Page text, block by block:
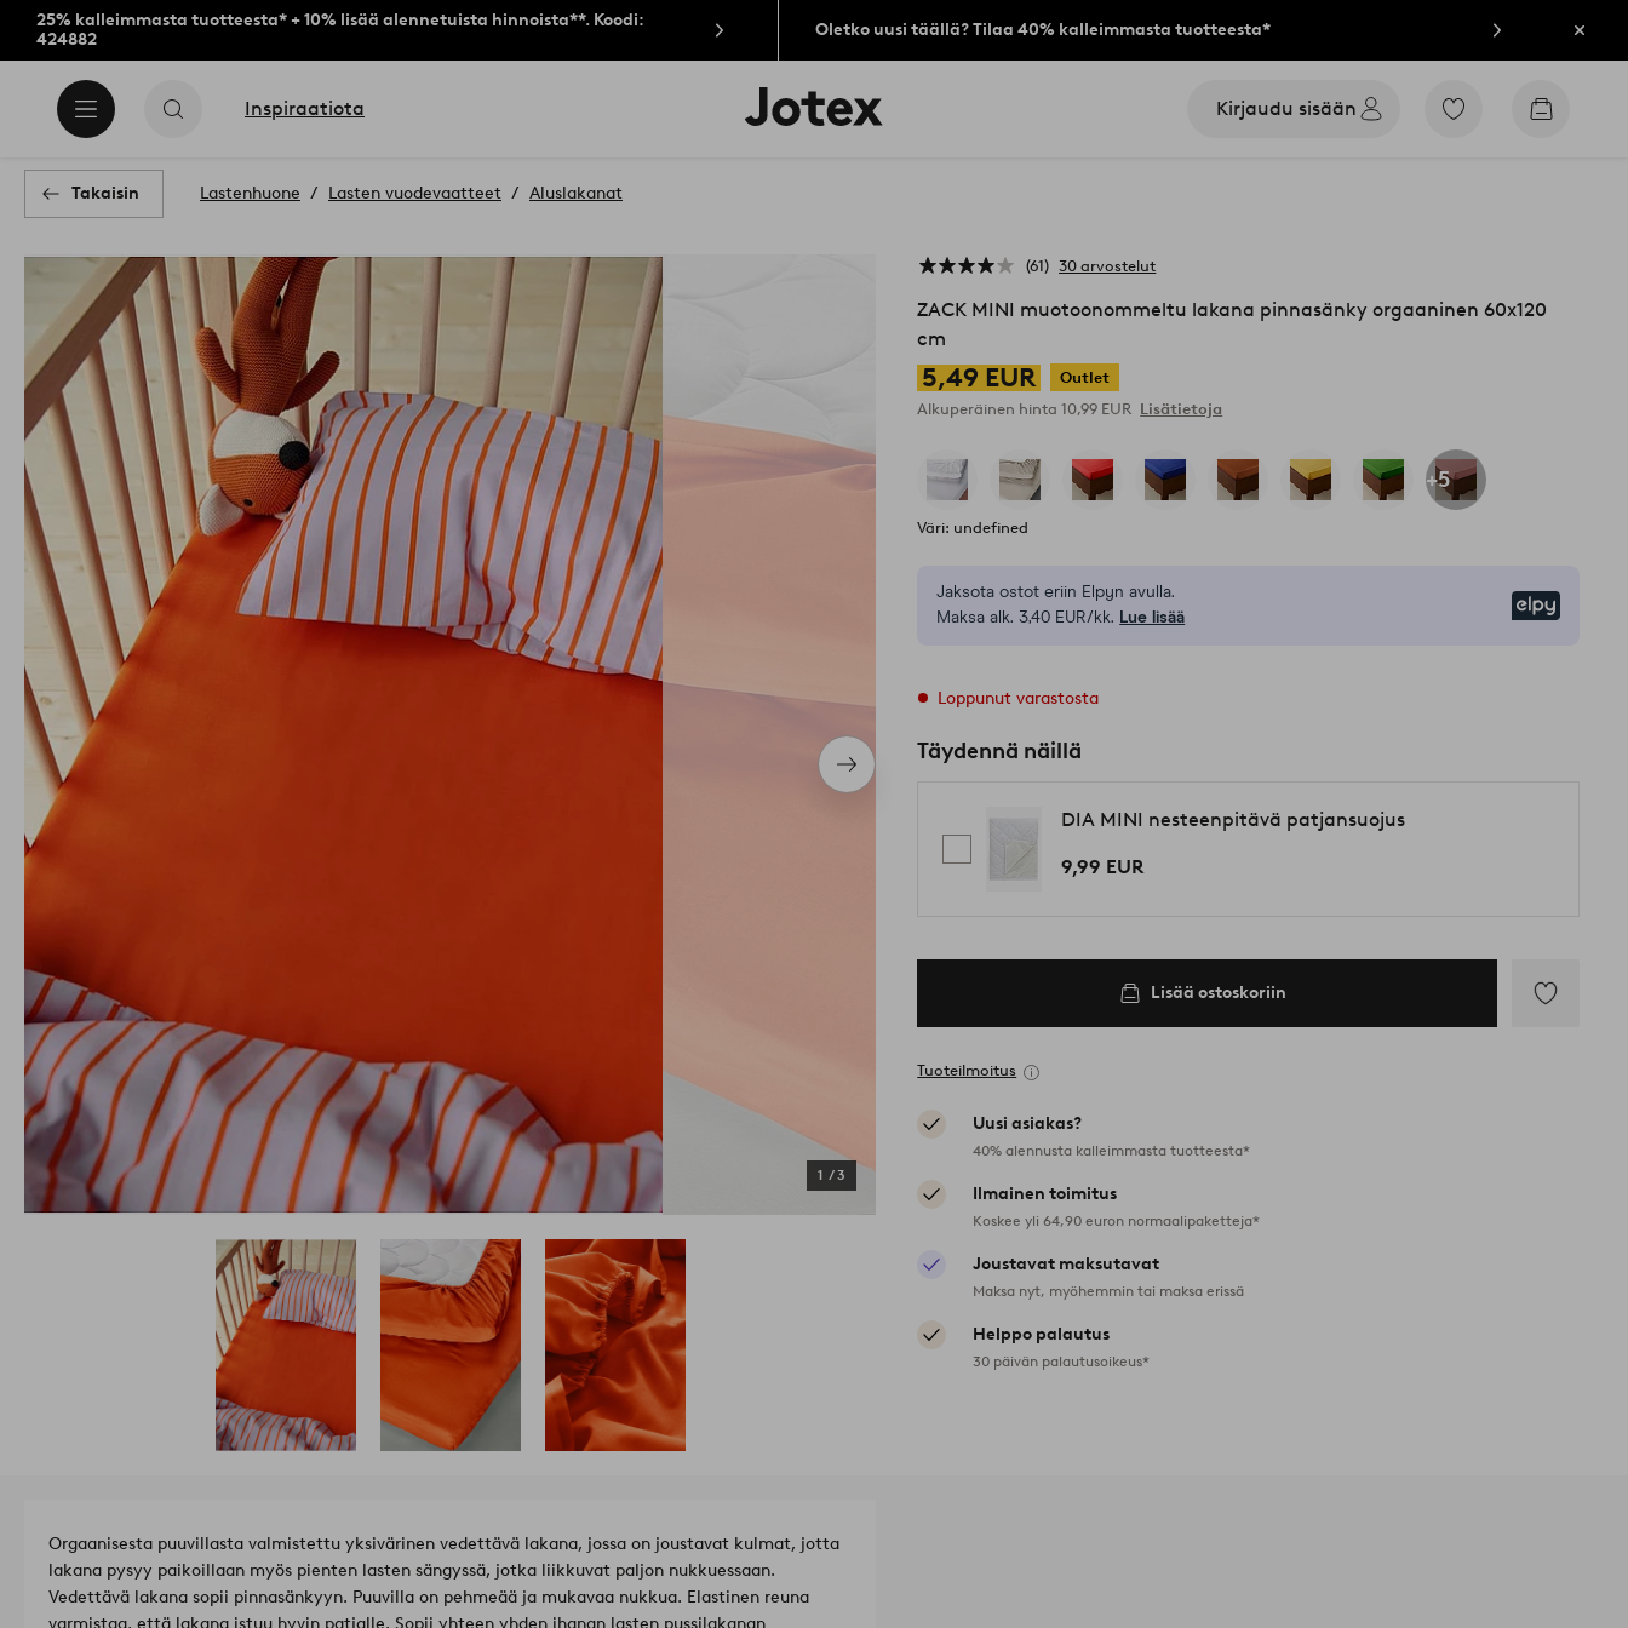
25% kalleimmasta tuotteesta* + 10% lisää alennetuista hinnoista**. Koodi:
424882
Oletko uusi täällä? Tilaa 40% kalleimmasta tuotteesta* Sulje
Inspiraatiota
Jotex-
logo
Kirjaudu sisään
Siirry
Siirry
Takaisin Lastenhuone Lasten vuodevaatteet Aluslakanat
Seuraava
tuote
1 /3
61 30 arvostelut
ZACK MINI muotoonommeltu lakana pinnasänky orgaaninen 60x120
cm
5,49 EUR
Outlet
Alkuperäinen hinta10,99 EUR Lisätietoja
+5
Väri: undefined
Jaksota ostot eriin Elpyn avulla.
Maksa alk. 3,40 EUR/kk. Lue lisää
Loppunut varastosta
Täydennä näillä
DIA MINI nesteenpitävä patjansuojus
9,99 EUR
Lisää ostoskoriin
Tuoteilmoitus
Uusi asiakas?
40% alennusta kalleimmasta tuotteesta*
Ilmainen toimitus
Koskee yli 64,90 euron normaalipaketteja*
Joustavat maksutavat
Maksa nyt, myöhemmin tai maksa erissä
Helppo palautus
30 päivän palautusoikeus*
Orgaanisesta puuvillasta valmistettu yksivärinen vedettävä lakana, jossa on joustavat kulmat, jotta
lakana pysyy paikoillaan myös pienten lasten sängyssä, jotka liikkuvat paljon nukkuessaan.
Vedettävä lakana sopii pinnasänkyyn. Puuvilla on pehmeää ja mukavaa nukkua. Elastinen reuna
varmistaa, että lakana istuu hyvin patjalle. Sopii yhteen yhden ihanan lasten pussilakanan